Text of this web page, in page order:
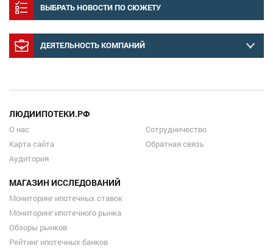
ВЫБРАТЬ НОВОСТИ ПО СЮЖЕТУ
ДЕЯТЕЛЬНОСТЬ КОМПАНИЙ
ЛЮДИИПОТЕКИ.РФ
О нас
Карта сайта
Аудитория
Сотрудничество
Обратная связь
МАГАЗИН ИССЛЕДОВАНИЙ
Мониторинг ипотечных ставок
Мониторинг ипотечного рынка
Обзоры рынков
Рейтинг ипотечных банков